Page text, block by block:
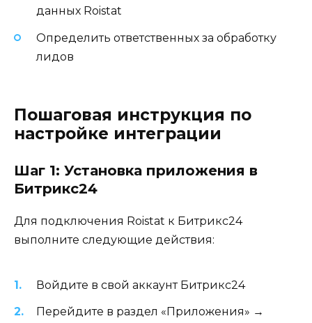
данных Roistat
Определить ответственных за обработку
лидов
Пошаговая инструкция по
настройке интеграции
Шаг 1: Установка приложения в
Битрикс24
Для подключения Roistat к Битрикс24
выполните следующие действия:
Войдите в свой аккаунт Битрикс24
Перейдите в раздел «Приложения» →